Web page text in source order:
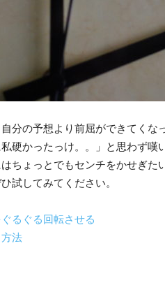
分の予想より前屈ができてくな
硬かったっけ。。」と思わず嘆
ちょっとでもセンチをかせぎ
試してみてください。
るぐる回転させる
法